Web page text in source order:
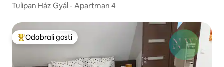
Tulipan Ház Gyál - Apartman 4
Među najviše rangiranima s oznakom „Odabrali gosti”
Odabrali gosti